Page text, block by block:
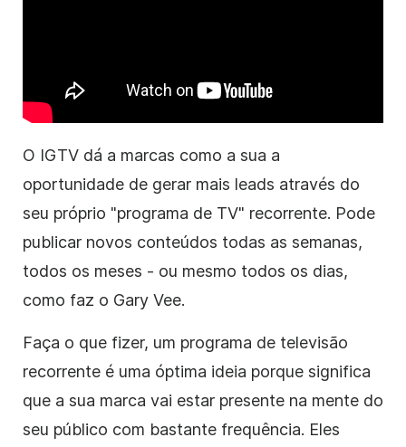
O IGTV dá a marcas como a sua a
oportunidade de gerar mais leads através do
seu próprio "programa de TV" recorrente. Pode
publicar novos conteúdos todas as semanas,
todos os meses - ou mesmo todos os dias,
como faz o Gary Vee.
Faça o que fizer, um programa de televisão
recorrente é uma óptima ideia porque significa
que a sua marca vai estar presente na mente do
seu público com bastante frequência. Eles